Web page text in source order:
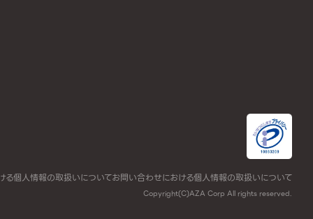
る個人情報の取扱いについてお問い合わせにおける個人情報の取扱いについて
Copyright(C)AZA Corp All rights reserved.